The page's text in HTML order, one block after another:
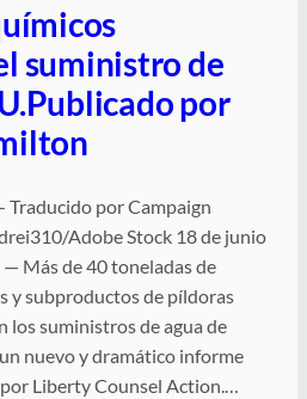
suministro de
por
por Campaign
Adobe Stock 18 de junio
Más de 40 toneladas de
y subproductos de píldoras
suministros de agua de
nuevo y dramático informe
Liberty Counsel Action.…